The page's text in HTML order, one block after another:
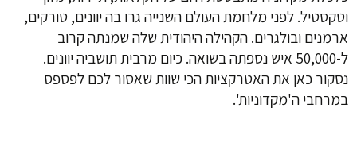
וטקסטיל. לפני מלחמת העולם השנייה גרו בה יוונים, טורקים,
ארמנים ובולגרים. הקהילה היהודית שלה שמנתה קרוב
ל-50,000 איש נספתה בשואה. כיום מרבית תושביה יוונים.
נסקור כאן את האטרקציות הכי שוות שאסור לכם לפספס
במרחבי ה'מקדוניות'.